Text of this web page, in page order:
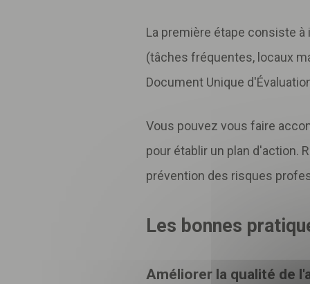
La première étape consiste
(tâches fréquentes, locaux
Document Unique
Vous pouvez vous faire
pour établir un plan d'action.
prévention des risques
Les bonnes
Améliorer la qualité de
pour